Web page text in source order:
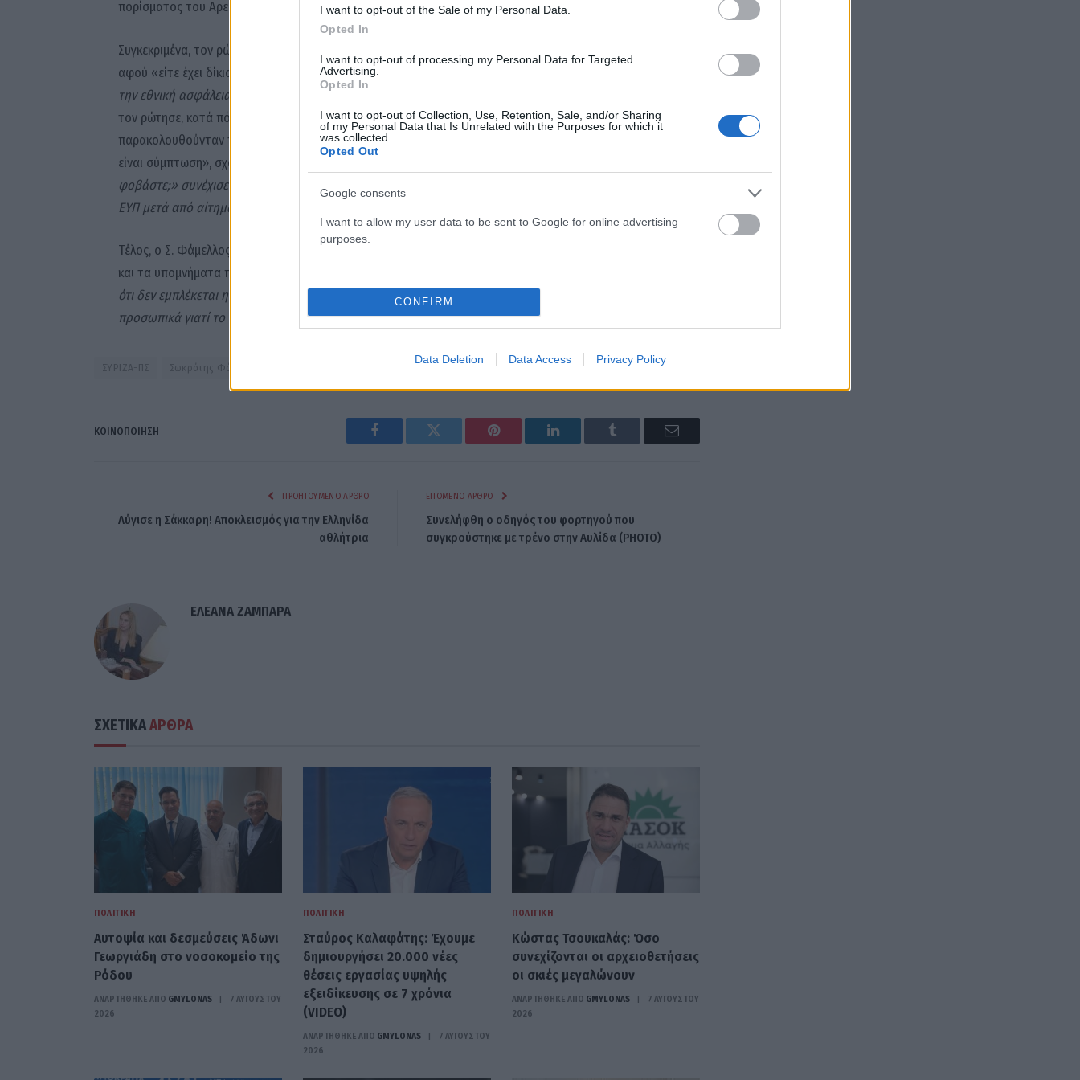
I want to opt-out of the Sale of my Personal Data.
Opted In
I want to opt-out of processing my Personal Data for Targeted
Advertising.
Opted In
I want to opt-out of Collection, Use, Retention, Sale, and/or Sharing
of my Personal Data that Is Unrelated with the Purposes for which it
was collected.
Opted Out
Google consents
I want to allow my user data to be sent to Google for online advertising
purposes.
CONFIRM
Data Deletion Data Access Privacy Policy
πορίσματος του Αρείου Πάγου για τις υποκλοπές.
Συγκεκριμένα, τον ρώτησε αν ο πρωθυπουργός θα πάρει πίσω τη συγγνώμη από τον κ. Ανδρουλάκη,
αφού «είτε έχει δίκιο, είτε άδικο», καθώς επίσης και αν ο κ. Χατζηδάκης είναι τελικά
την εθνική ασφάλεια» αφού, όπως είπε, σημειώνεται στο πόρισμα ότι «ορθώς επισυνδέθηκε».
τον ρώτησε, κατά πόσο είναι «σύμπτωση» ότι 27-28 ονόματα θεσμικών παραγόντων
παρακολουθούνταν ταυτόχρονα από την ΕΥΠ και από το κακόβουλο λογισμικό. «Είναι αδιανόητο να
είναι σύμπτωση», σχολίασε. «
Για ποιο λόγο δεν έγινε διευρυμένη έρευνα στους παρόχους; Τι
φοβάστε;» συνέχισε ο Σ. Φάμελλος και κατέληξε με το ερώτημα «για ποιο λόγο ο κ. Ζήσης πήγε στην
ΕΥΠ μετά από αίτημα του ΣΥΡΙΖΑ»
Τέλος, ο Σ. Φάμελλος ζήτησε να δημοσιοποιηθούν τουλάχιστον σε επίπεδο προέδρων το πόρισμα αλλά
και τα υπομνήματα που κατατέθηκαν στον Άρειο Πάγο. «
ότι δεν εμπλέκεται η κυβέρνηση»,
είπε, προσθέτοντας ότι σίγουρα
«ο κ. Μητσοτάκη εμπλέκεται
προσωπικά γιατί το πρώτο πράγμα που έκανε ήταν να πάρει την ΕΥΠ στη δική του ευθύνη»
ΣΥΡΙΖΑ-ΠΣ Σωκράτης Φάμελλος
ΚΟΙΝΟΠΟΊΗΣΗ
Facebook Twitter Pinterest LinkedIn Tumblr Email
ΠΡΟΗΓΟΎΜΕΝΟ ΆΡΘΡΟ
Λύγισε η Σάκκαρη! Αποκλεισμός για την Ελληνίδα
αθλήτρια
ΕΠΌΜΕΝΟ ΆΡΘΡΟ
Συνελήφθη ο οδηγός του φορτηγού που
συγκρούστηκε με τρένο στην Αυλίδα (PHOTO)
ΕΛΕΑΝΑ ΖΑΜΠΑΡΑ
ΣΧΕΤΙΚΑΑΡΘΡΑ
ΠΟΛΙΤΙΚΉ
Αυτοψία και δεσμεύσεις Άδωνι
Γεωργιάδη στο νοσοκομείο της
Ρόδου
ΑΝΑΡΤΗΘΗΚΕ ΑΠΟ GMYLONAS
7 ΑΥΓΟΎΣΤΟΥ
2026
ΠΟΛΙΤΙΚΉ
Σταύρος Καλαφάτης: Έχουμε
δημιουργήσει 20.000 νέες
θέσεις εργασίας υψηλής
εξειδίκευσης σε 7 χρόνια
(VIDEO)
ΑΝΑΡΤΗΘΗΚΕ ΑΠΟ GMYLONAS
7 ΑΥΓΟΎΣΤΟΥ
2026
ΠΟΛΙΤΙΚΉ
Κώστας Τσουκαλάς: Όσο
συνεχίζονται οι αρχειοθετήσεις
οι σκιές μεγαλώνουν
ΑΝΑΡΤΗΘΗΚΕ ΑΠΟ GMYLONAS
7 ΑΥΓΟΎΣΤΟΥ
2026